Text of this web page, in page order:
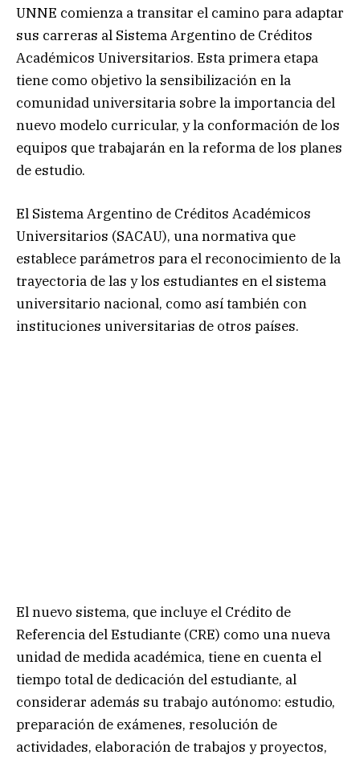
UNNE comienza a transitar el camino para adaptar
sus carreras al Sistema Argentino de Créditos
Académicos Universitarios. Esta primera etapa
tiene como objetivo la sensibilización en la
comunidad universitaria sobre la importancia del
nuevo modelo curricular, y la conformación de los
equipos que trabajarán en la reforma de los planes
de estudio.
El Sistema Argentino de Créditos Académicos
Universitarios (SACAU), una normativa que
establece parámetros para el reconocimiento de la
trayectoria de las y los estudiantes en el sistema
universitario nacional, como así también con
instituciones universitarias de otros países.
El nuevo sistema, que incluye el Crédito de
Referencia del Estudiante (CRE) como una nueva
unidad de medida académica, tiene en cuenta el
tiempo total de dedicación del estudiante, al
considerar además su trabajo autónomo: estudio,
preparación de exámenes, resolución de
actividades, elaboración de trabajos y proyectos,